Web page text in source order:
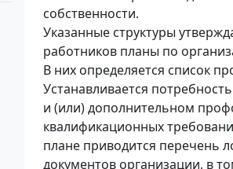
собственности.
Указанные структуры
работников планы по
В них определяется список
Устанавливается
и (или) дополнительном
квалификационных
плане приводится перечень
документов организации, в